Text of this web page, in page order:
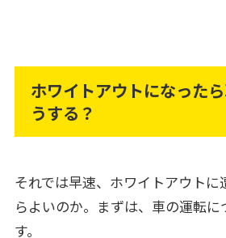
ホワイトアウトになった
うする？
それでは早速、ホワイトアウトに
らよいのか。まずは、車の運転に
す。